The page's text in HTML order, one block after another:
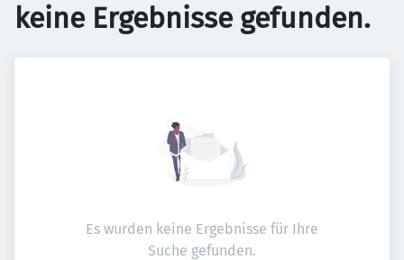
keine Ergebnisse gefunden.
Es wurden keine Ergebnisse für Ihre
Suche gefunden.